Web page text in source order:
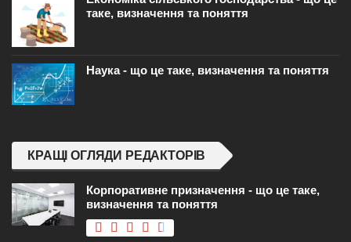
таке, визначення та поняття
Наука - що це таке, визначення та поняття
КРАЩІ ОГЛЯДИ РЕДАКТОРІВ
Корпоративне призначення - що це таке,
визначення та поняття